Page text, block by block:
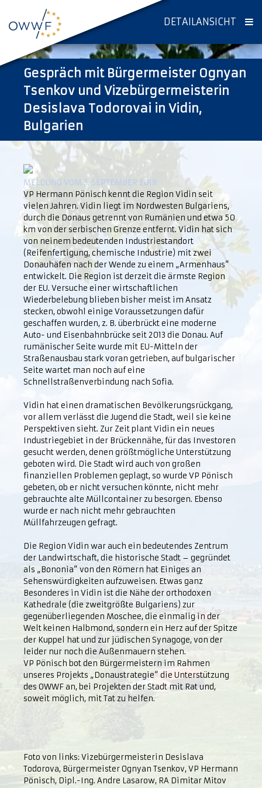
DETAILANSICHT
Gespräch mit Bürgermeister Ognyan
Tsenkov und Vizebürgermeisterin
Desislava Todorovai in Vidin,
Bulgarien
MELDUNG VOM 3. SEPTEMBER 2018
VP Hermann Pönisch kennt die Region Vidin seit
vielen Jahren. Vidin liegt im Nordwesten Bulgariens,
durch die Donaus getrennt von Rumänien und etwa 50
km von der serbischen Grenze entfernt. Vidin hat sich
von neinem bedeutenden Industriestandort
(Reifenfertigung, chemische Industrie) mit zwei
Donauhäfen nach der Wende zu einem „Armenhaus“
entwickelt. Die Region ist derzeit die ärmste Region
der EU. Versuche einer wirtschaftlichen
Wiederbelebung blieben bisher meist im Ansatz
stecken, obwohl einige Voraussetzungen dafür
geschaffen wurden, z. B. überbrückt eine moderne
Auto- und Eisenbahnbrücke seit 2013 die Donau. Auf
rumänischer Seite wurde mit EU-Mitteln der
Straßenausbau stark voran getrieben, auf bulgarischer
Seite wartet man noch auf eine
Schnellstraßenverbindung nach Sofia.
Vidin hat einen dramatischen Bevölkerungsrückgang,
vor allem verlässt die Jugend die Stadt, weil sie keine
Perspektiven sieht. Zur Zeit plant Vidin ein neues
Industriegebiet in der Brückennähe, für das Investoren
gesucht werden, denen größtmögliche Unterstützung
geboten wird. Die Stadt wird auch von großen
finanziellen Problemen geplagt, so wurde VP Pönisch
gebeten, ob er nicht versuchen könnte, nicht mehr
gebrauchte alte Müllcontainer zu besorgen. Ebenso
wurde er nach nicht mehr gebrauchten
Müllfahrzeugen gefragt.
Die Region Vidin war auch ein bedeutendes Zentrum
der Landwirtschaft, die historische Stadt – gegründet
als „Bononia“ von den Römern hat Einiges an
Sehenswürdigkeiten aufzuweisen. Etwas ganz
Besonderes in Vidin ist die Nähe der orthodoxen
Kathedrale (die zweitgrößte Bulgariens) zur
gegenüberliegenden Moschee, die einmalig in der
Welt keinen Halbmond, sondern ein Herz auf der Spitze
der Kuppel hat und zur jüdischen Synagoge, von der
leider nur noch die Außenmauern stehen.
VP Pönisch bot den Bürgermeistern im Rahmen
unseres Projekts „Donaustrategie“ die Unterstützung
des OWWF an, bei Projekten der Stadt mit Rat und,
soweit möglich, mit Tat zu helfen.
Foto von links: Vizebürgermeisterin Desislava
Todorova, Bürgermeister Ognyan Tsenkov, VP Hermann
Pönisch, Dipl.-Ing. Andre Lasarow, RA Dimitar Mitov